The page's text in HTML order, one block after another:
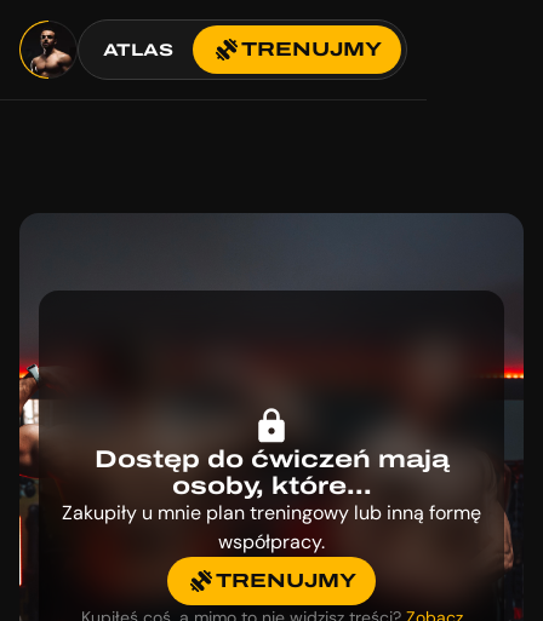
ATLAS TRENUJMY
Dostęp do ćwiczeń mają
osoby, które...
Zakupiły u mnie plan treningowy lub inną formę
współpracy.
TRENUJMY